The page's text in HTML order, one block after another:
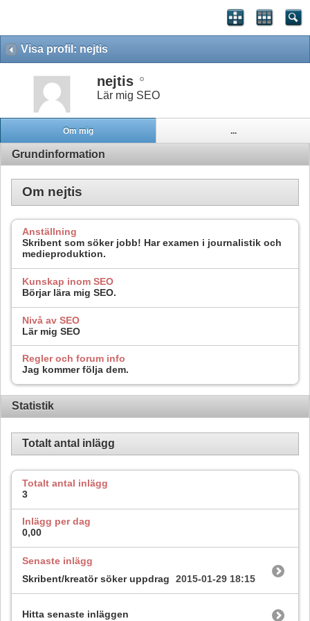
Visa profil: nejtis
nejtis
Lär mig SEO
Om mig ...
Grundinformation
Om nejtis
Anställning
Skribent som söker jobb! Har examen i journalistik och
medieproduktion.
Kunskap inom SEO
Börjar lära mig SEO.
Nivå av SEO
Lär mig SEO
Regler och forum info
Jag kommer följa dem.
Statistik
Totalt antal inlägg
Totalt antal inlägg
3
Inlägg per dag
0,00
Senaste inlägg
Skribent/kreatör söker uppdrag
2015-01-29 18:15
Hitta senaste inläggen